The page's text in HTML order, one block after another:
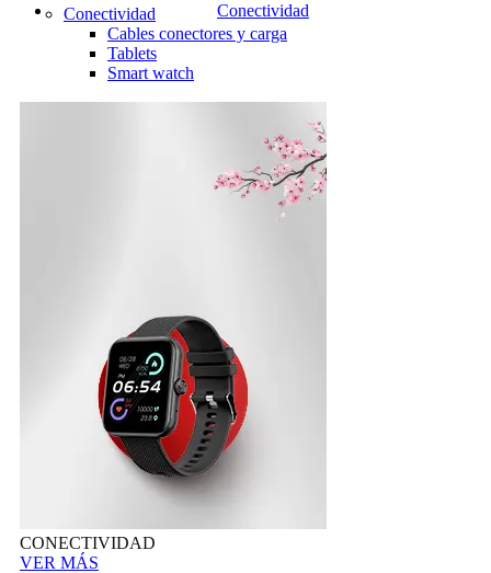
Conectividad
Conectividad
Cables conectores y carga
Tablets
Smart watch
CONECTIVIDAD
VER MÁS